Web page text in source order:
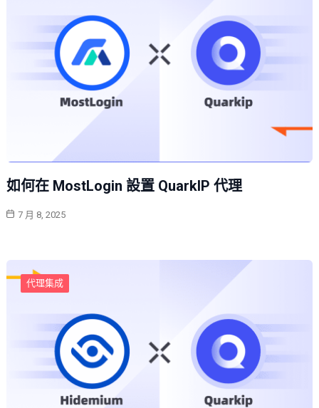
如何在 MostLogin 設置 QuarkIP 代理
7 月 8, 2025
代理集成